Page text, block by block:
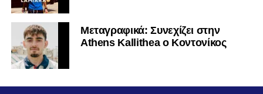
Mεταγραφικά: Συνεχίζει στην
Athens Kallithea ο Κοντονίκος